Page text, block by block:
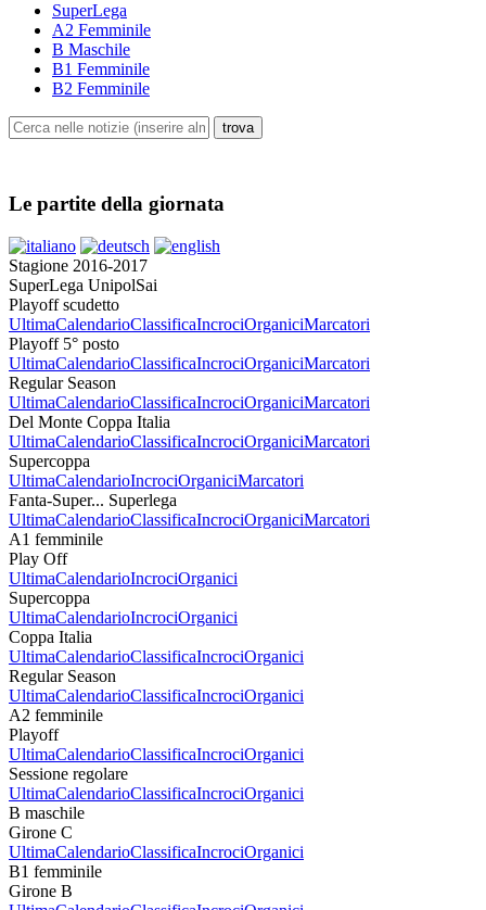
SuperLega
A2 Femminile
B Maschile
B1 Femminile
B2 Femminile
Le partite della giornata
Stagione 2016-2017
SuperLega UnipolSai
Playoff scudetto
UltimaCalendarioClassificaIncrociOrganiciMarcatori
Playoff 5° posto
UltimaCalendarioClassificaIncrociOrganiciMarcatori
Regular Season
UltimaCalendarioClassificaIncrociOrganiciMarcatori
Del Monte Coppa Italia
UltimaCalendarioClassificaIncrociOrganiciMarcatori
Supercoppa
UltimaCalendarioIncrociOrganiciMarcatori
Fanta-Super... Superlega
UltimaCalendarioClassificaIncrociOrganiciMarcatori
A1 femminile
Play Off
UltimaCalendarioIncrociOrganici
Supercoppa
UltimaCalendarioIncrociOrganici
Coppa Italia
UltimaCalendarioClassificaIncrociOrganici
Regular Season
UltimaCalendarioClassificaIncrociOrganici
A2 femminile
Playoff
UltimaCalendarioClassificaIncrociOrganici
Sessione regolare
UltimaCalendarioClassificaIncrociOrganici
B maschile
Girone C
UltimaCalendarioClassificaIncrociOrganici
B1 femminile
Girone B